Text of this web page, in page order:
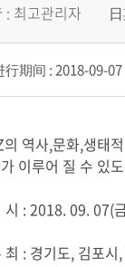
: 최고관리자
行期间 : 2018-09-
역사,문화,생태
이루어 질 수 있
: 2018. 09. 07(
: 경기도, 김포시,